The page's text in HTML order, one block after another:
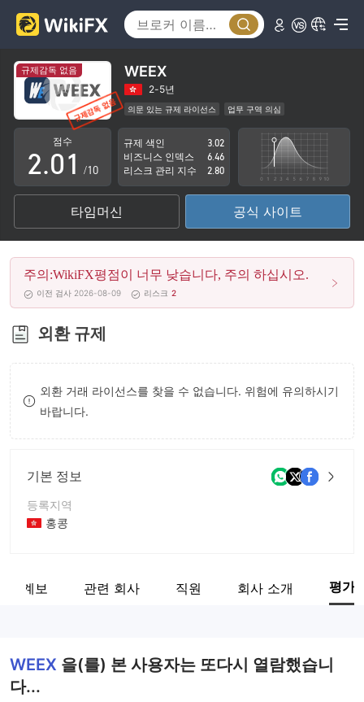
규제감독 없음 WEEX
2-5년
의문 있는 규제 라이선스
업무 구역 의심
잠재적 위험성이 높음
점수
0
1
2
3
4
5
6
7
8
9
.0
1
2
3
4
5
6
7
8
0
1
2
3
4
5
6
7
8
9
/10
규제 색인
3.02
비즈니스 인덱스
6.46
리스크 관리 지수
2.80
타임머신 공식 사이트
주의:WikiFX평점이 너무 낮습니다, 주의 하십시오.
이전 검사 2026-08-09 리스크 2
외환 규제
외환 거래 라이선스를 찾을 수 없습니다. 위험에 유의하시기
바랍니다.
기본 정보
등록지역
홍콩
회사 전체 이름
계 계보 관련 회사 직원 회사 소개 평가
WEEX 을(를) 본 사용자는 또다시 열람했습니
다...